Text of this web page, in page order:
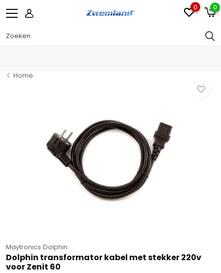
0 0
Home
Maytronics Dolphin
Dolphin transformator kabel met stekker 220v
voor Zenit 60